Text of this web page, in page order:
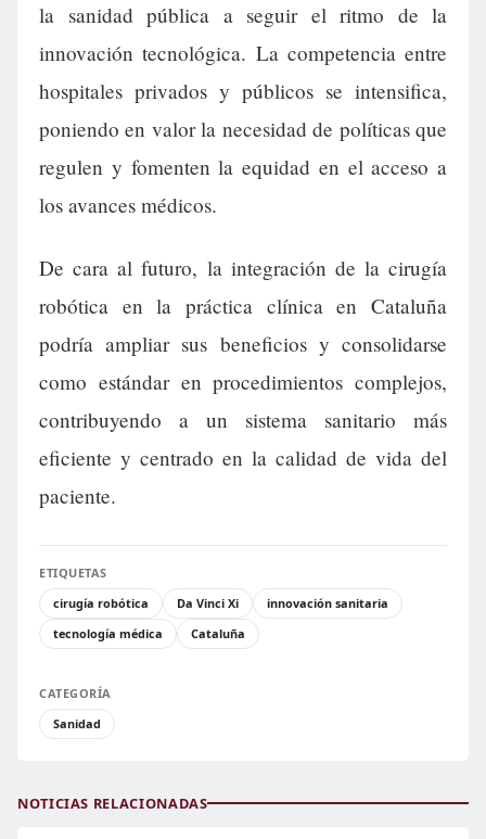
la sanidad pública a seguir el ritmo de la
innovación tecnológica. La competencia entre
hospitales privados y públicos se intensifica,
poniendo en valor la necesidad de políticas que
regulen y fomenten la equidad en el acceso a
los avances médicos.
De cara al futuro, la integración de la cirugía
robótica en la práctica clínica en Cataluña
podría ampliar sus beneficios y consolidarse
como estándar en procedimientos complejos,
contribuyendo a un sistema sanitario más
eficiente y centrado en la calidad de vida del
paciente.
ETIQUETAS
cirugía robótica
Da Vinci Xi
innovación sanitaria
tecnología médica
Cataluña
CATEGORÍA
Sanidad
NOTICIAS RELACIONADAS